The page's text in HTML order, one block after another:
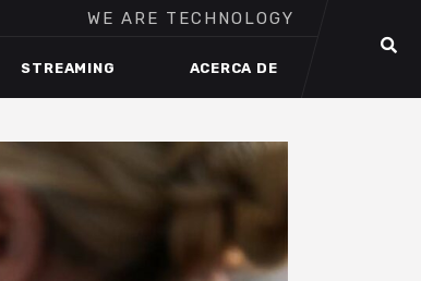
WE ARE TECHNOLOGY
STREAMING ACERCA DE